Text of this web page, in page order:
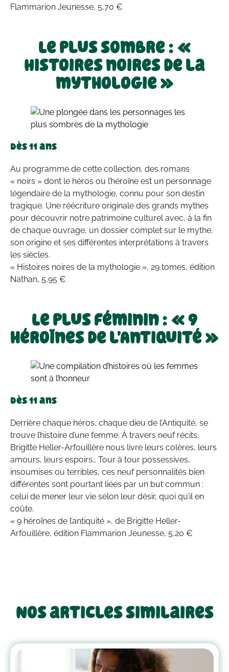
Flammarion Jeunesse, 5,70 €
Le plus sombre : «
Histoires noires de la
mythologie »
Dès 11 ans
Au programme de cette collection, des romans
« noirs » dont le héros ou l’héroïne est un personnage
légendaire de la mythologie, connu pour son destin
tragique. Une réécriture originale des grands mythes
pour découvrir notre patrimoine culturel avec, à la fin
de chaque ouvrage, un dossier complet sur le mythe,
son origine et ses différentes interprétations à travers
les siècles.
« Histoires noires de la mythologie », 29 tomes, édition
Nathan, 5,95 €
Le plus féminin : « 9
héroïnes de l’Antiquité »
Dès 11 ans
Derrière chaque héros, chaque dieu de l’Antiquité, se
trouve l’histoire d’une femme. À travers neuf récits,
Brigitte Heller-Arfouillère nous livre leurs colères, leurs
amours, leurs espoirs… Tour à tour possessives,
insoumises ou terribles, ces neuf personnalités bien
différentes sont pourtant liées par un but commun :
celui de mener leur vie selon leur désir, quoi qu’il en
coûte.
« 9 héroïnes de l’antiquité », de Brigitte Heller-
Arfouillère, édition Flammarion Jeunesse, 5,20 €
Nos articles similaires